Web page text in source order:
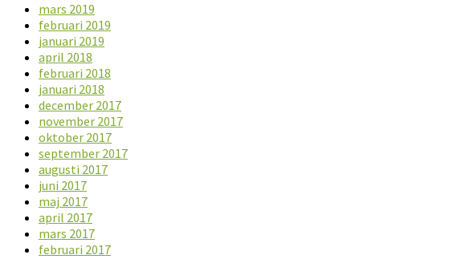
mars 2019
februari 2019
januari 2019
april 2018
februari 2018
januari 2018
december 2017
november 2017
oktober 2017
september 2017
augusti 2017
juni 2017
maj 2017
april 2017
mars 2017
februari 2017